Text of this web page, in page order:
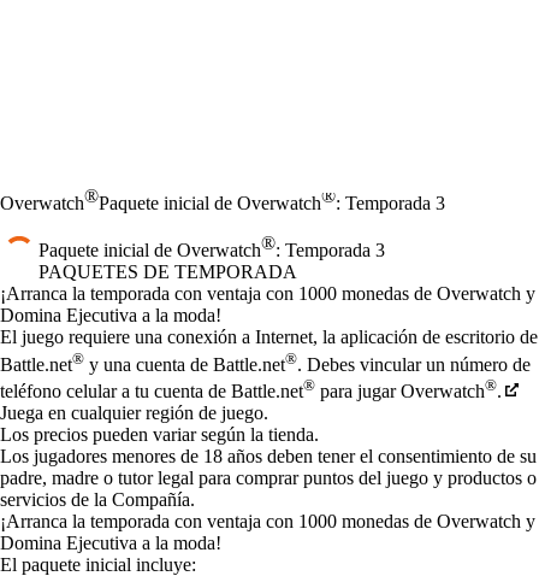
Overwatch®Paquete inicial de Overwatch®: Temporada 3
Paquete inicial de Overwatch®: Temporada 3
PAQUETES DE TEMPORADA
Product Notification
¡Arranca la temporada con ventaja con 1000 monedas de Overwatch y
Domina Ejecutiva a la moda!
Precio
Available actions
El juego requiere una conexión a Internet, la aplicación de escritorio de
Battle.net® y una cuenta de Battle.net®. Debes vincular un número de
teléfono celular a tu cuenta de Battle.net® para jugar Overwatch®.
Juega en cualquier región de juego.
Los precios pueden variar según la tienda.
Los jugadores menores de 18 años deben tener el consentimiento de su
padre, madre o tutor legal para comprar puntos del juego y productos o
servicios de la Compañía.
¡Arranca la temporada con ventaja con 1000 monedas de Overwatch y
Domina Ejecutiva a la moda!
El paquete inicial incluye: